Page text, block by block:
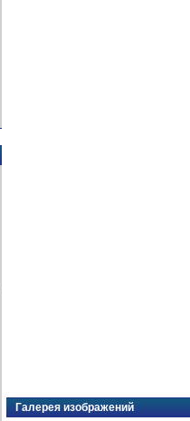
Галерея изображений